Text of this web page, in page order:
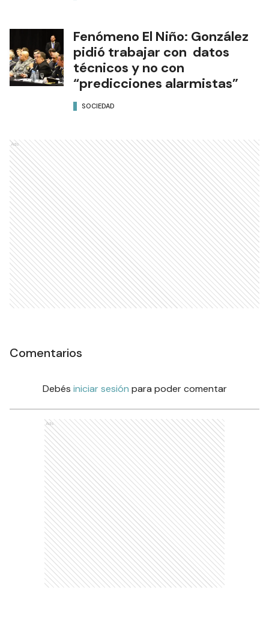
Fenómeno El Niño: González
pidió trabajar con datos
técnicos y no con
“predicciones alarmistas”
SOCIEDAD
Ads
Comentarios
Debés iniciar sesión para poder comentar
Ads